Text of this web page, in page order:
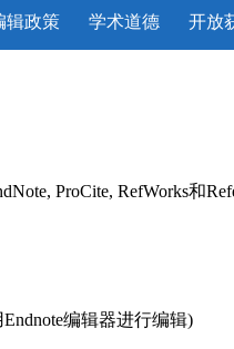
辑政策 学术道德 开放
ProCite, RefWorks和
编辑器进行编辑)